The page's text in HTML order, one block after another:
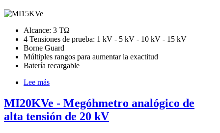
de
10
kV
Alcance: 3 TΩ
4 Tensiones de prueba: 1 kV - 5 kV - 10 kV - 15 kV
Borne Guard
Múltiples rangos para aumentar la exactitud
Batería recargable
Lee más
-
Megóhmetro
analógico
MI20KVe - Megóhmetro analógico de
alta tensión de 20 kV